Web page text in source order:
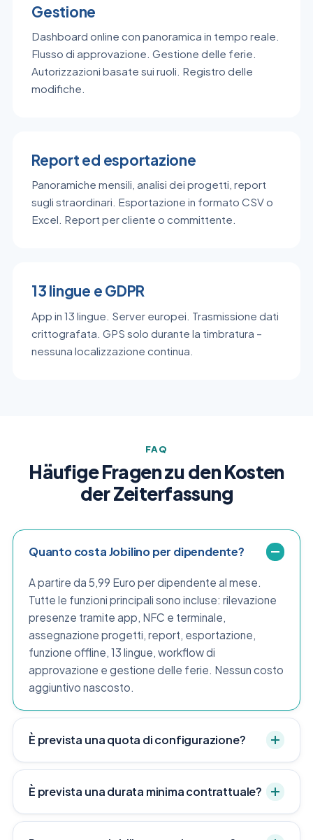
Gestione
Dashboard online con panoramica in tempo reale.
Flusso di approvazione. Gestione delle ferie.
Autorizzazioni basate sui ruoli. Registro delle
modifiche.
Report ed esportazione
Panoramiche mensili, analisi dei progetti, report
sugli straordinari. Esportazione in formato CSV o
Excel. Report per cliente o committente.
13 lingue e GDPR
App in 13 lingue. Server europei. Trasmissione dati
crittografata. GPS solo durante la timbratura –
nessuna localizzazione continua.
FAQ
Häufige Fragen zu den Kosten
der Zeiterfassung
Quanto costa Jobilino per dipendente?
A partire da 5,99 Euro per dipendente al mese.
Tutte le funzioni principali sono incluse: rilevazione
presenze tramite app, NFC e terminale,
assegnazione progetti, report, esportazione,
funzione offline, 13 lingue, workflow di
approvazione e gestione delle ferie. Nessun costo
aggiuntivo nascosto.
È prevista una quota di configurazione?
È prevista una durata minima contrattuale?